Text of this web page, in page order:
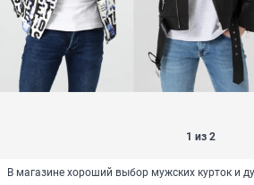
1 из 2
В магазине хороший выбор мужских курток и